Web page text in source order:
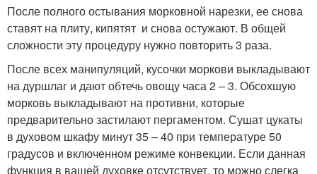
После полного остывания морковной нарезки, ее снова
ставят на плиту, кипятят и снова остужают. В общей
сложности эту процедуру нужно повторить 3 раза.
После всех манипуляций, кусочки моркови выкладывают
на дуршлаг и дают обтечь овощу часа 2 – 3. Обсохшую
морковь выкладывают на противни, которые
предварительно застилают пергаментом. Сушат цукаты
в духовом шкафу минут 35 – 40 при температуре 50
градусов и включенном режиме конвекции. Если данная
функция в вашей духовке отсутствует, то можно слегка